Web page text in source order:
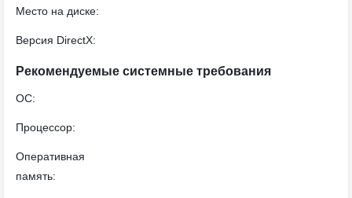
Место на диске:
Версия DirectX:
Рекомендуемые системные требования
ОС:
Процессор:
Оперативная
память: